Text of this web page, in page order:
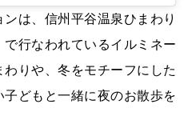
は、信州平谷温泉ひまわり
行なわれているイルミネー
りや、冬をモチーフにした
どもと一緒に夜のお散歩を